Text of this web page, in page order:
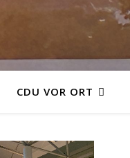
CDU VOR ORT